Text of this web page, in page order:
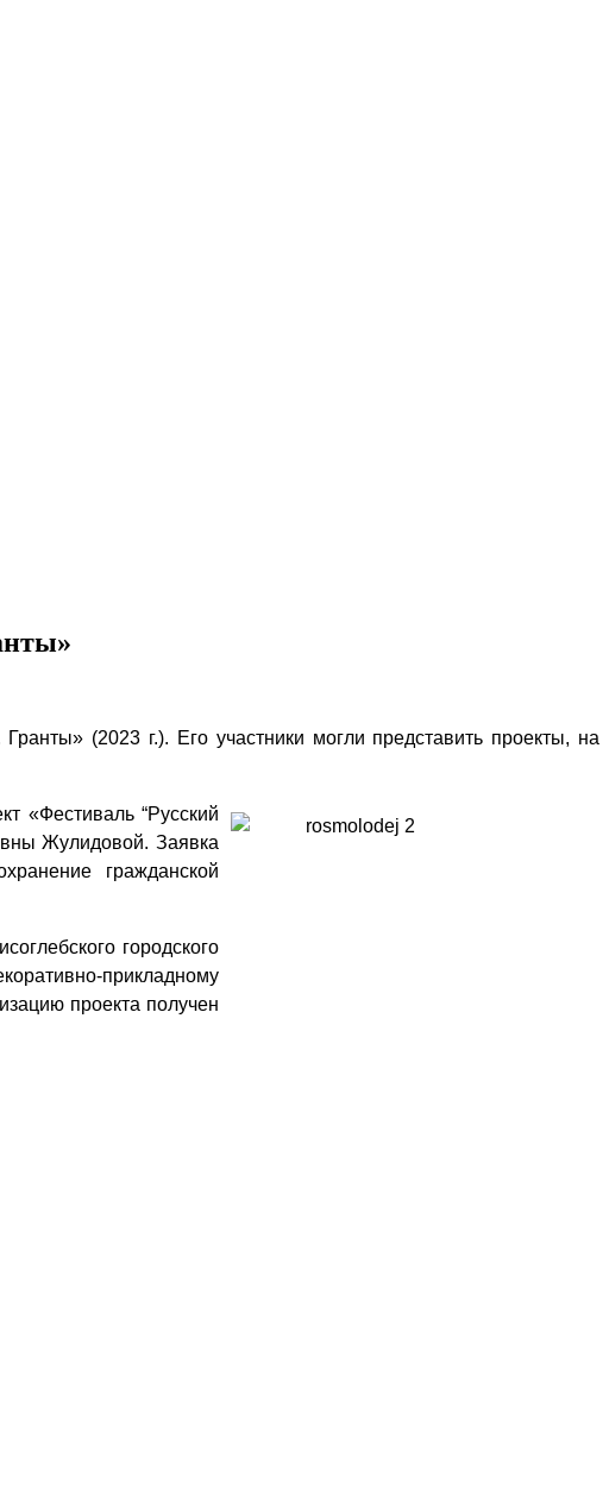
(2023 г.). Его участники могли представить проекты, на
«Фестиваль “Русский
Жулидовой. Заявка
гражданской
городского
прикладному
проекта получен